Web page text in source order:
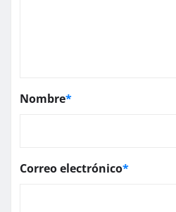
Nombre*
Correo electrónico*